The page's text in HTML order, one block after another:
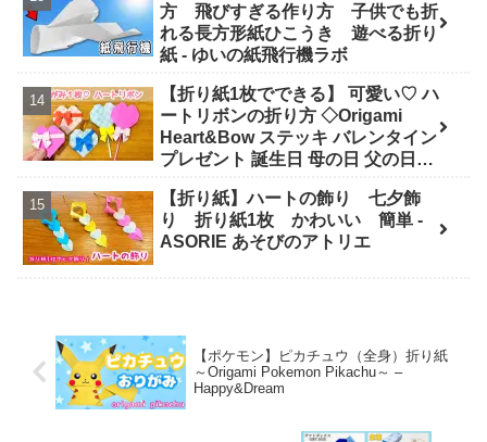
方 飛びすぎる作り方 子供でも折
れる長方形紙ひこうき 遊べる折り
紙 - ゆいの紙飛行機ラボ
【折り紙1枚でできる】 可愛い♡ ハ
ートリボンの折り方 ◇Origami
Heart&Bow ステッキ バレンタイン
プレゼント 誕生日 母の日 父の日
Origami-plaza
【折り紙】ハートの飾り 七夕飾
り 折り紙1枚 かわいい 簡単 -
ASORIE あそびのアトリエ
【ポケモン】ピカチュウ（全身）折り紙
～Origami Pokemon Pikachu～ –
Happy&Dream